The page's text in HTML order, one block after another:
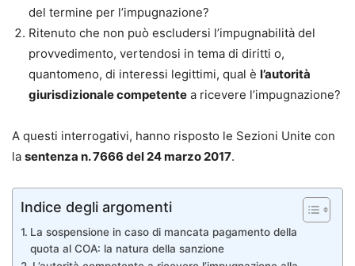
del termine per l’impugnazione?
Ritenuto che non può escludersi l’impugnabilità del
provvedimento, vertendosi in tema di diritti o,
quantomeno, di interessi legittimi, qual è l’autorità
giurisdizionale competente a ricevere l’impugnazione?
A questi interrogativi, hanno risposto le Sezioni Unite con
la sentenza n. 7666 del 24 marzo 2017.
Indice degli argomenti
La sospensione in caso di mancata pagamento della
quota al COA: la natura della sanzione